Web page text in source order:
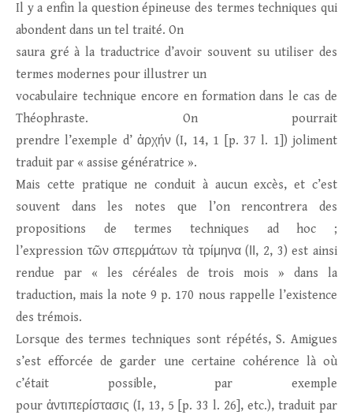
Il y a enfin la question épineuse des termes techniques qui
abondent dans un tel traité. On
saura gré à la traductrice d’avoir souvent su utiliser des
termes modernes pour illustrer un
vocabulaire technique encore en formation dans le cas de
Théophraste. On pourrait
prendre l’exemple d’ ἀρχήν (I, 14, 1 [p. 37 l. 1]) joliment
traduit par « assise génératrice ».
Mais cette pratique ne conduit à aucun excès, et c’est
souvent dans les notes que l’on rencontrera des
propositions de termes techniques ad hoc ;
l’expression τῶν σπερμάτων τὰ τρίμηνα (ΙΙ, 2, 3) est ainsi
rendue par « les céréales de trois mois » dans la
traduction, mais la note 9 p. 170 nous rappelle l’existence
des trémois.
Lorsque des termes techniques sont répétés, S. Amigues
s’est efforcée de garder une certaine cohérence là où
c’était possible, par exemple
pour ἀντιπερίστασις (I, 13, 5 [p. 33 l. 26], etc.), traduit par